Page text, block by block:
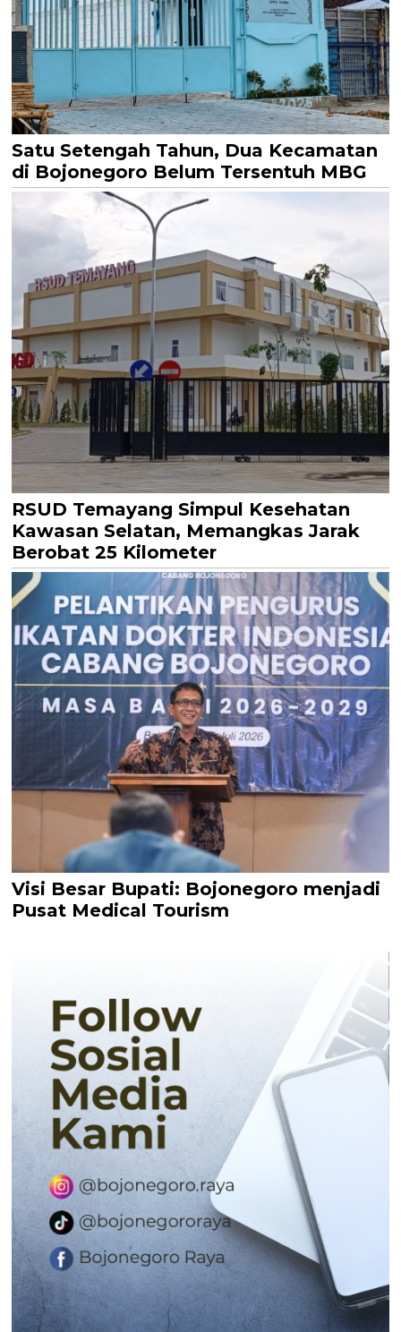
Satu Setengah Tahun, Dua Kecamatan
di Bojonegoro Belum Tersentuh MBG
RSUD Temayang Simpul Kesehatan
Kawasan Selatan, Memangkas Jarak
Berobat 25 Kilometer
Visi Besar Bupati: Bojonegoro menjadi
Pusat Medical Tourism